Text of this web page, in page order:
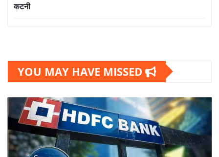
कटनी
YOU MAY HAVE MISSED